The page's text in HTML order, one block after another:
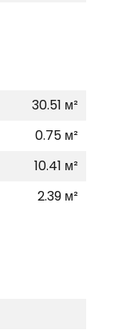
30.51 м²
0.75 м²
10.41 м²
2.39 м²